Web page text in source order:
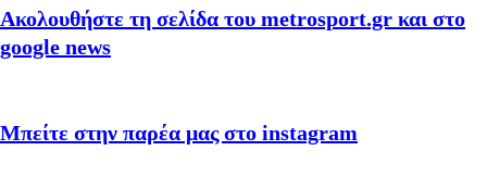
Ακολουθήστε τη σελίδα του metrosport.gr και στο
google news
Μπείτε στην παρέα μας στο instagram